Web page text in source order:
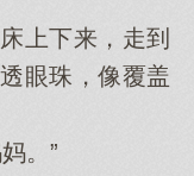
上下来，走到
眼珠，像覆盖
。”